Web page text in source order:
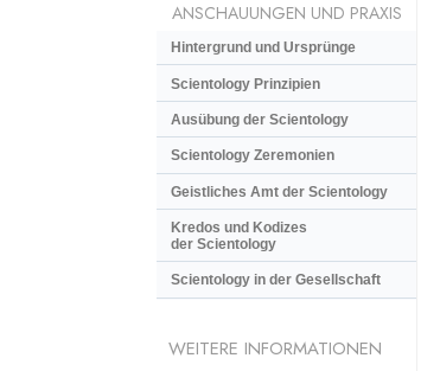
ANSCHAUUNGEN UND PRAXIS
Hintergrund und Ursprünge
Scientology Prinzipien
Ausübung der Scientology
Scientology Zeremonien
Geistliches Amt der Scientology
Kredos und Kodizes
der Scientology
Scientology in der Gesellschaft
WEITERE INFORMATIONEN